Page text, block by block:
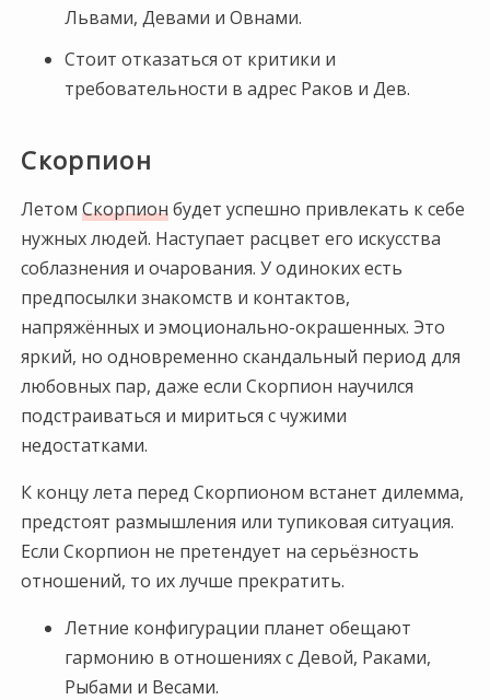
Львами, Девами и Овнами.
Стоит отказаться от критики и
требовательности в адрес Раков и Дев.
Скорпион
ЛетомСкорпионбудет успешно привлекать к себе
нужных людей. Наступает расцвет его искусства
соблазнения и очарования. У одиноких есть
предпосылки знакомств и контактов,
напряжённых и эмоционально-окрашенных. Это
яркий, но одновременно скандальный период для
любовных пар, даже если Скорпион научился
подстраиваться и мириться с чужими
недостатками.
К концу лета перед Скорпионом встанет дилемма,
предстоят размышления или тупиковая ситуация.
Если Скорпион не претендует на серьёзность
отношений, то их лучше прекратить.
Летние конфигурации планет обещают
гармонию в отношениях с Девой, Раками,
Рыбами и Весами.